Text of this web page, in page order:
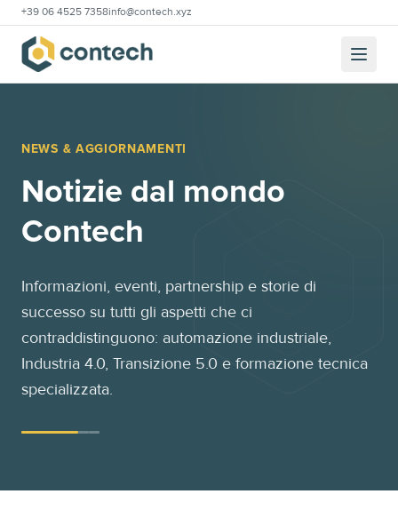
+39 06 4525 7358info@contech.xyz
NEWS & AGGIORNAMENTI
Notizie dal mondo
Contech
Informazioni, eventi, partnership e storie di
successo su tutti gli aspetti che ci
contraddistinguono: automazione industriale,
Industria 4.0, Transizione 5.0 e formazione tecnica
specializzata.